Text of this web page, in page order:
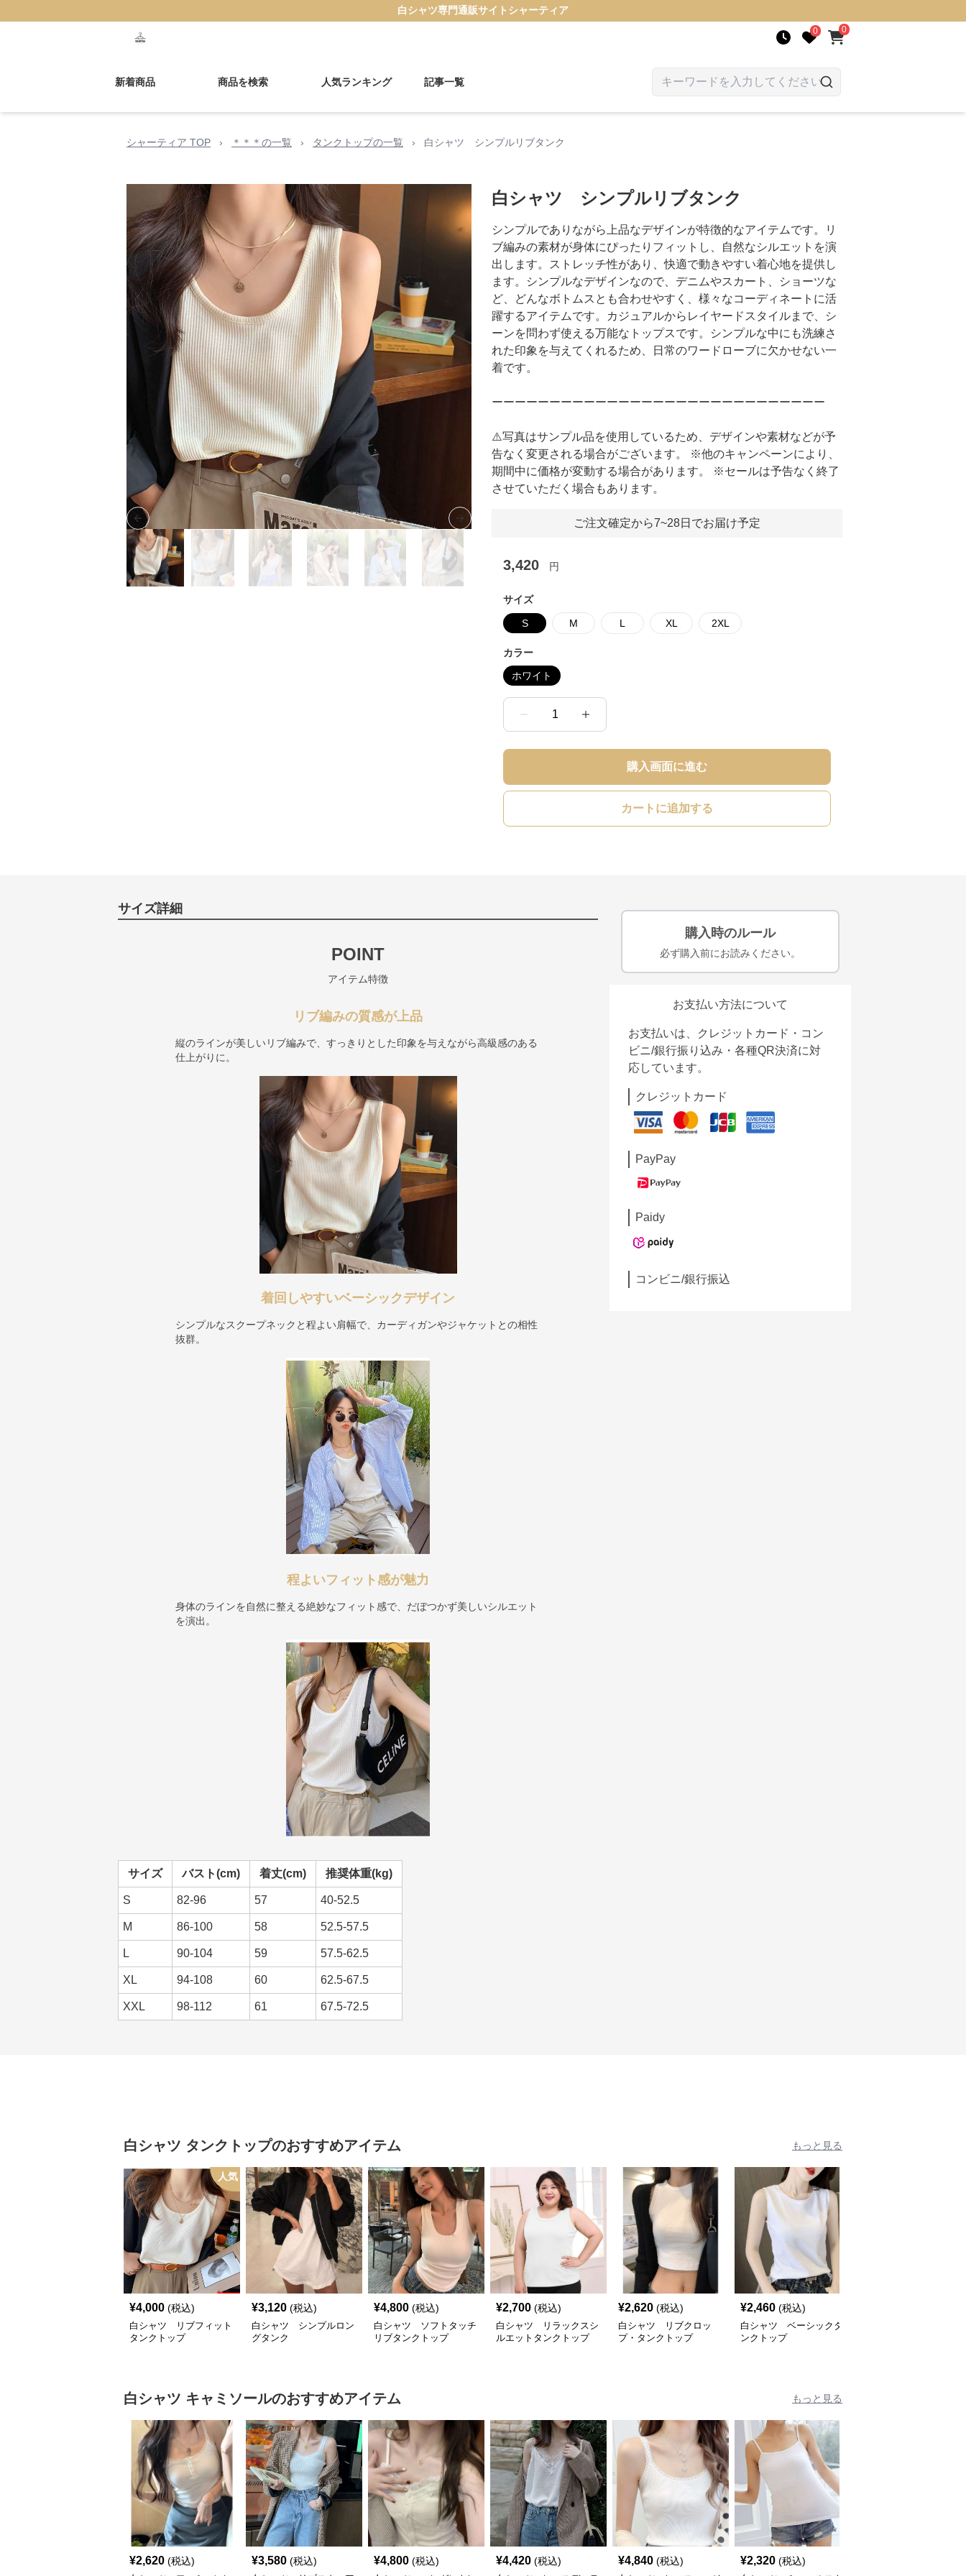
白シャツ専門通販サイト シャーティア
0 0
新着商品 商品を検索 人気ランキング 記事一覧
シャーティア TOP › ＊＊＊の一覧 › タンクトップの一覧 › 白シャツ シンプルリブタンク
Previous slide Next slide
白シャツ シンプルリブタンク
シンプルでありながら上品なデザインが特徴的なアイテムです。リ
ブ編みの素材が身体にぴったりフィットし、自然なシルエットを演
出します。ストレッチ性があり、快適で動きやすい着心地を提供し
ます。シンプルなデザインなので、デニムやスカート、ショーツな
ど、どんなボトムスとも合わせやすく、様々なコーディネートに活
躍するアイテムです。カジュアルからレイヤードスタイルまで、シ
ーンを問わず使える万能なトップスです。シンプルな中にも洗練さ
れた印象を与えてくれるため、日常のワードローブに欠かせない一
着です。
ーーーーーーーーーーーーーーーーーーーーーーーーーーーーー
⚠️写真はサンプル品を使用しているため、デザインや素材などが予
告なく変更される場合がございます。 ※他のキャンペーンにより、
期間中に価格が変動する場合があります。 ※セールは予告なく終了
させていただく場合もあります。
ご注文確定から7~28日でお届け予定
3,420 円
サイズ
S M L XL 2XL
カラー
ホワイト
1
購入画面に進む
カートに追加する
サイズ詳細
POINT
アイテム特徴
リブ編みの質感が上品
縦のラインが美しいリブ編みで、すっきりとした印象を与えながら高級感のある
仕上がりに。
着回しやすいベーシックデザイン
シンプルなスクープネックと程よい肩幅で、カーディガンやジャケットとの相性
抜群。
程よいフィット感が魅力
身体のラインを自然に整える絶妙なフィット感で、だぼつかず美しいシルエット
を演出。
サイズ バスト(cm) 着丈(cm) 推奨体重(kg)
S 82-96 57 40-52.5
M 86-100 58 52.5-57.5
L 90-104 59 57.5-62.5
XL 94-108 60 62.5-67.5
XXL 98-112 61 67.5-72.5
購入時のルール
必ず購入前にお読みください。
お支払い方法について
お支払いは、クレジットカード・コン
ビニ/銀行振り込み・各種QR決済に対
応しています。
クレジットカード
PayPay
Paidy
コンビニ/銀行振込
白シャツ タンクトップのおすすめアイテム もっと見る
人気
¥4,000 (税込)
白シャツ リブフィット
タンクトップ
¥3,120 (税込)
白シャツ シンプルロン
グタンク
¥4,800 (税込)
白シャツ ソフトタッチ
リブタンクトップ
¥2,700 (税込)
白シャツ リラックスシ
ルエットタンクトップ
¥2,620 (税込)
白シャツ リブクロッ
プ・タンクトップ
¥2,460 (税込)
白シャツ ベーシックタ
ンクトップ
白シャツ キャミソールのおすすめアイテム もっと見る
¥2,620 (税込) ¥3,580 (税込) ¥4,800 (税込) ¥4,420 (税込) ¥4,840 (税込) ¥2,320 (税込)